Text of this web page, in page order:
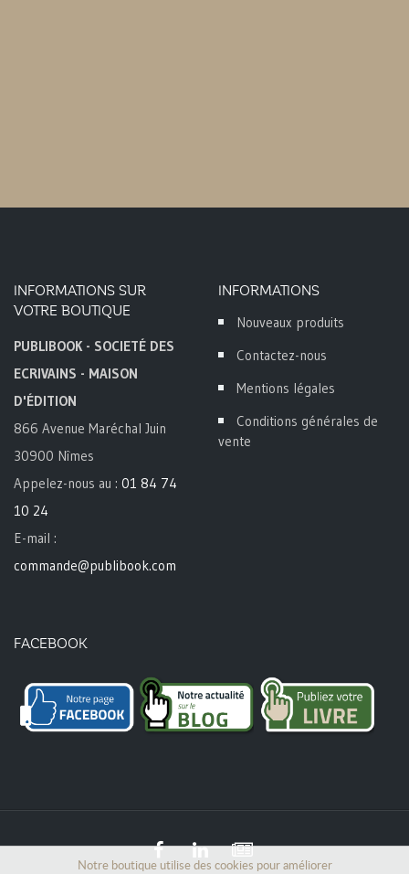
INFORMATIONS SUR
VOTRE BOUTIQUE
PUBLIBOOK - SOCIETÉ DES
ECRIVAINS - MAISON
D'ÉDITION
866 Avenue Maréchal Juin
30900 Nîmes
Appelez-nous au : 01 84 74
10 24
E-mail :
commande@publibook.com
INFORMATIONS
Nouveaux produits
Contactez-nous
Mentions légales
Conditions générales de
vente
FACEBOOK
Notre boutique utilise des cookies pour améliorer